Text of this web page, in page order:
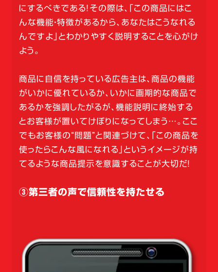
にするべきである！その際は、「この商品にはこ
んな機能・特徴があるから、あなたはこうなれる
んですよ」とわかりやすく説明することを心がけ
よう。
商品に自信を持っている広告主は、商品の機能
がいかに優れているか、いかに画期的な商品で
あるかを強調したがるが、機能説明に終始する
とお客様が置いてけぼりになってしまう…。ここ
でもお客様の“問題”と関連づけて、「この商品を
使ったらこんな風になれる」というイメージが持
てるような商品提示を意識することが大切だ！
③第三者の声で信頼性を持たせる